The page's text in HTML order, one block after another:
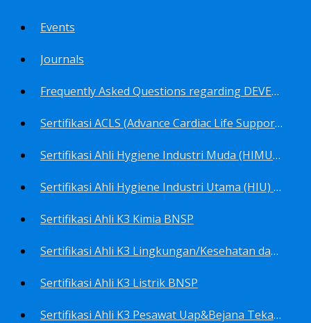
Events
Journals
Frequently Asked Questions regarding DEVELOP Training Center
Sertifikasi ACLS (Advance Cardiac Life Support) BNSP
Sertifikasi Ahli Hygiene Industri Muda (HIMU) BNSP
Sertifikasi Ahli Hygiene Industri Utama (HIU) BNSP
Sertifikasi Ahli K3 Kimia BNSP
Sertifikasi Ahli K3 Lingkungan/Kesehatan dan Keselamatan Kerja Lingkungan
Sertifikasi Ahli K3 Listrik BNSP
Sertifikasi Ahli K3 Pesawat Uap&Bejana Tekan BNSP